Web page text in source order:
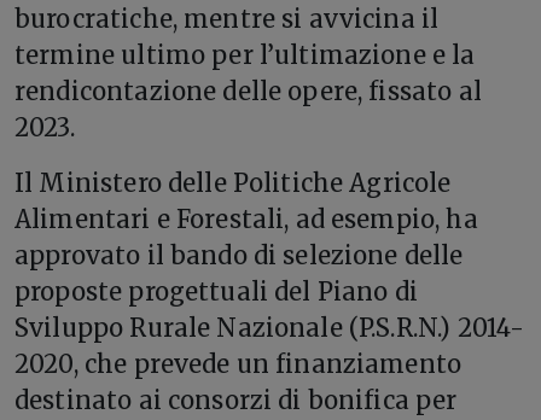
burocratiche, mentre si avvicina il
termine ultimo per l’ultimazione e la
rendicontazione delle opere, fissato al
2023.
Il Ministero delle Politiche Agricole
Alimentari e Forestali, ad esempio, ha
approvato il bando di selezione delle
proposte progettuali del Piano di
Sviluppo Rurale Nazionale (P.S.R.N.) 2014-
2020, che prevede un finanziamento
destinato ai consorzi di bonifica per